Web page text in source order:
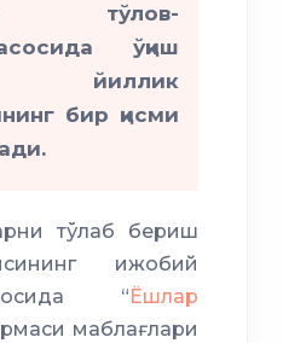
тўлов-
ўқиш
йиллик
бир қисми
тўлаб бериш
ижобий
“ Ёшлар
маблағлари